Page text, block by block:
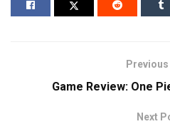
Game Review: One
Next